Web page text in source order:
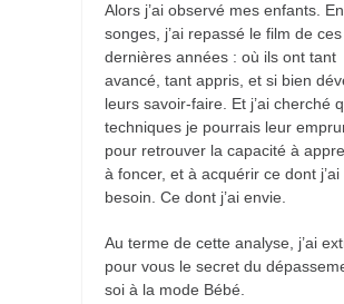
Alors j’ai observé mes enfants. En
songes, j’ai repassé le film de ces
dernières années : où ils ont tant
avancé, tant appris, et si bien
leurs savoir-faire. Et j’ai cherché
techniques je pourrais leur
pour retrouver la capacité à
à foncer, et à acquérir ce dont j’ai
besoin. Ce dont j’ai envie.
Au terme de cette analyse, j’ai
pour vous le secret du
soi à la mode Bébé.